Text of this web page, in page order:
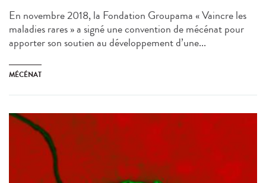
En novembre 2018, la Fondation Groupama « Vaincre les
maladies rares » a signé une convention de mécénat pour
apporter son soutien au développement d’une...
MÉCÉNAT